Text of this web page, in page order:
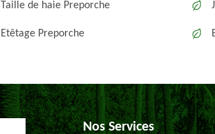
Taille de haie Preporche
Etêtage Preporche
Nos Services